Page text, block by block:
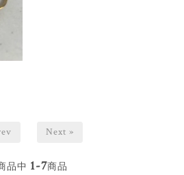
Next »
品中 1-7商品